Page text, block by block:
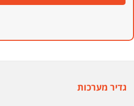
גדיר מערכות